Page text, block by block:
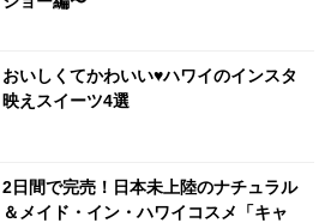
おいしくてかわいい♥ハワイのインスタ
映えスイーツ4選
2日間で完売！日本未上陸のナチュラル
＆メイド・イン・ハワイコスメ「キャ